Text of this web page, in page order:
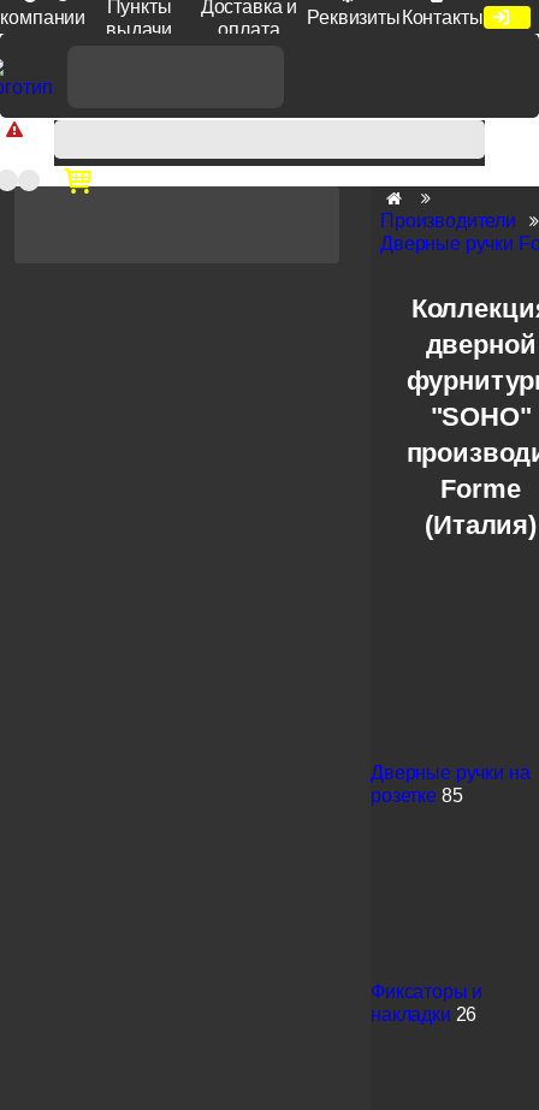
компании
Пункты
выдачи
Доставка и
оплата
Реквизиты Контакты
Доп. скидка от цен на сайте 7% при заказе от 50 тыс. руб
продукции Venezia, Fratelli, Tupai, Extreza, Melodia, Forme при
оплате по счету.
Производители
Дверные ручки
дверной
"SOHO"
Forme
(Италия)
Дверные ручки на
розетке 85
Фиксаторы и
накладки 26